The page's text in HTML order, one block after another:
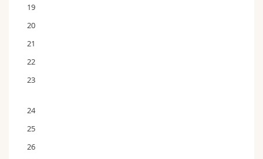
19
20
21
22
23
24
25
26